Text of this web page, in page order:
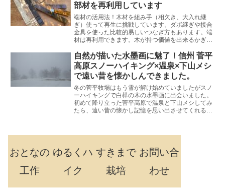
部材を再利用しています
端材の活用法！木材を組み手（相欠き、大入れ継
ぎ）使って再生に挑戦しています。ダボ継ぎや接合
金具を使った比較的易しいつなぎ方もあります。端
材は再利用できます。木が持つ価値を出来るかぎり
自然が描いた水墨画に魅了！信州 菅平
高原スノーハイキング×温泉×下山メシ
で遠い昔を懐かしんできました。
冬の菅平牧場はもう雪が解け始めていましたがスノ
ーハイキングで白樺の木の水墨画に出会いました。
初めて降り立った菅平高原で温泉と下山メシしてみ
たら、遠い昔の懐かし記憶を思い出させてくれる不
おとなの
工作
ゆるくハ
イク
すきまで
栽培
お問い合
わせ